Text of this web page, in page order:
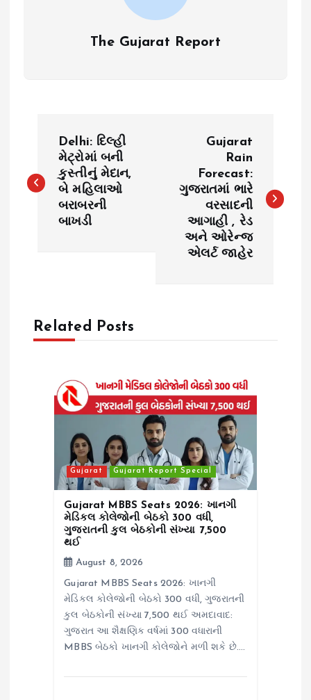
The Gujarat Report
s
v
Delhi: દિલ્હી
મેટ્રોમાં બની
કુસ્તીનું મેદાન,
બે મહિલાઓ
બરાબરની
બાખડી
Gujarat
Rain
Forecast:
ગુજરાતમાં ભારે
વરસાદની
આગાહી , રેડ
અને ઓરેન્જ
એલર્ટ જાહેર
Related Posts
Gujarat Gujarat Report Special
Gujarat MBBS Seats 2026: ખાનગી
મેડિકલ કોલેજોની બેઠકો 300 વધી,
ગુજરાતની કુલ બેઠકોની સંખ્યા 7,500
થઈ
August 8, 2026
Gujarat MBBS Seats 2026: ખાનગી
મેડિકલ કોલેજોની બેઠકો 300 વધી, ગુજરાતની
કુલ બેઠકોની સંખ્યા 7,500 થઈ અમદાવાદ:
ગુજરાત આ શૈક્ષણિક વર્ષમાં 300 વધારાની
MBBS બેઠકો ખાનગી કોલેજોને મળી શકે છે.…